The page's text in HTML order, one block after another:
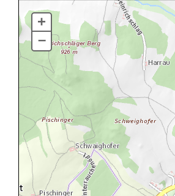
+
–